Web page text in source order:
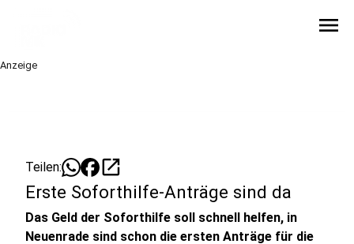
menu
Anzeige
Teilen: open_in_new
Erste Soforthilfe-Anträge sind da
Das Geld der Soforthilfe soll schnell helfen, in
Neuenrade sind schon die ersten Anträge für die